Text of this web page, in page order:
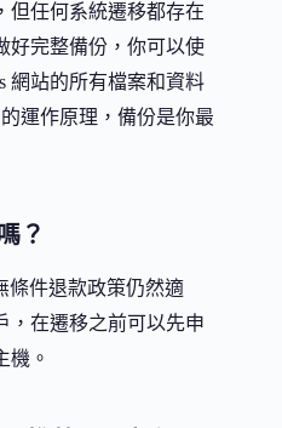
但任何系統遷移都存在
好完整備份，你可以使
網站的所有檔案和資料
的運作原理，備份是你最
？
條件退款政策仍然適
，在遷移之前可以先申
機。